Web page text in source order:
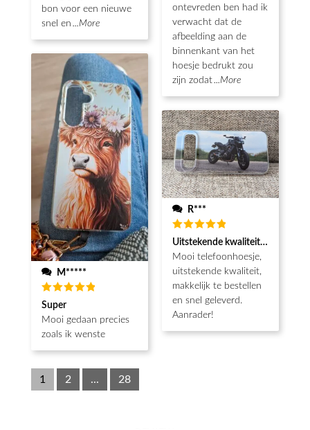
bon voor een nieuwe
snel en ...More
M*****
Waardering
5 uit 5
Super
Mooi gedaan precies
zoals ik wenste
ontevreden ben had ik
verwacht dat de
afbeelding aan de
binnenkant van het
hoesje bedrukt zou
zijn zodat...More
R***
Waardering
5 uit 5
Uitstekende kwaliteit, snel
Mooi telefoonhoesje,
uitstekende kwaliteit,
makkelijk te bestellen
en snel geleverd.
Aanrader!
1 2 ... 28